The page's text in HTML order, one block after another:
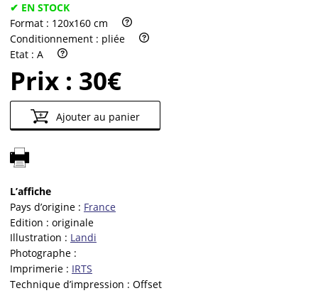
✔ EN STOCK
Format : 120x160 cm
Conditionnement : pliée
Etat : A
Prix : 30€
Ajouter au panier
L’affiche
Pays d’origine : France
Edition : originale
Illustration : Landi
Photographe :
Imprimerie : IRTS
Technique d’impression : Offset